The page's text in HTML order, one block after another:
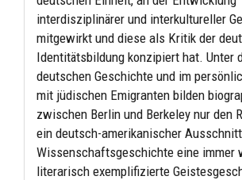
interdisziplinärer und interkultureller
mitgewirkt und diese als Kritik der
Identitätsbildung konzipiert hat. Unter
deutschen Geschichte und im
mit jüdischen Emigranten bilden
zwischen Berlin und Berkeley nur den
ein deutsch-amerikanischer
Wissenschaftsgeschichte eine immer
literarisch exemplifizierte